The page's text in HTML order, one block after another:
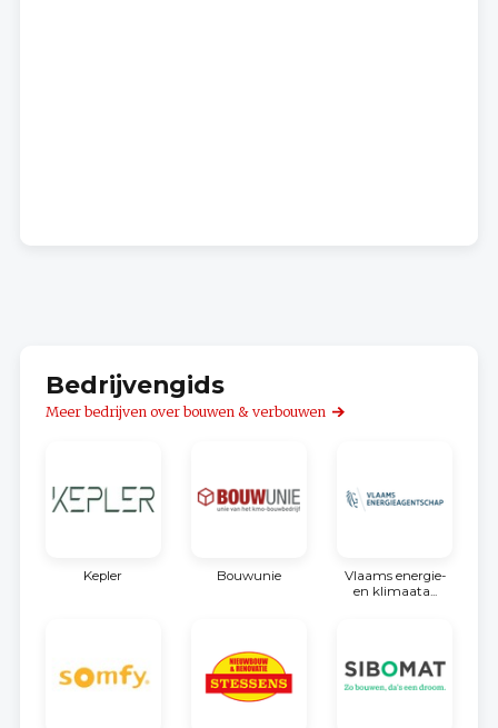
Bedrijvengids
Meer bedrijven over bouwen & verbouwen
Kepler Bouwunie
Vlaams energie-
en klimaata...